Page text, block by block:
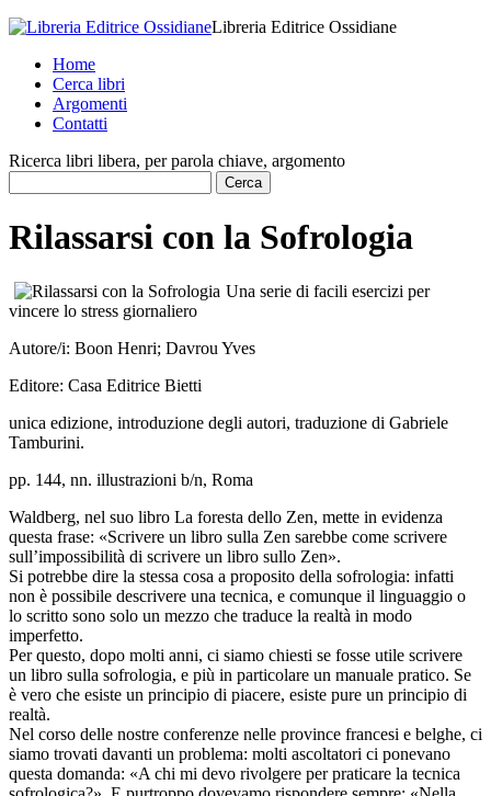
Libreria Editrice Ossidiane
Home
Cerca libri
Argomenti
Contatti
Ricerca libri libera, per parola chiave, argomento
Rilassarsi con la Sofrologia
Una serie di facili esercizi per
vincere lo stress giornaliero
Autore/i: Boon Henri; Davrou Yves
Editore: Casa Editrice Bietti
unica edizione, introduzione degli autori, traduzione di Gabriele
Tamburini.
pp. 144, nn. illustrazioni b/n, Roma
Waldberg, nel suo libro La foresta dello Zen, mette in evidenza
questa frase: «Scrivere un libro sulla Zen sarebbe come scrivere
sull’impossibilità di scrivere un libro sullo Zen».
Si potrebbe dire la stessa cosa a proposito della sofrologia: infatti
non è possibile descrivere una tecnica, e comunque il linguaggio o
lo scritto sono solo un mezzo che traduce la realtà in modo
imperfetto.
Per questo, dopo molti anni, ci siamo chiesti se fosse utile scrivere
un libro sulla sofrologia, e più in particolare un manuale pratico. Se
è vero che esiste un principio di piacere, esiste pure un principio di
realtà.
Nel corso delle nostre conferenze nelle province francesi e belghe, ci
siamo trovati davanti un problema: molti ascoltatori ci ponevano
questa domanda: «A chi mi devo rivolgere per praticare la tecnica